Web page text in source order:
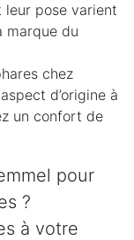
leur pose varient
marque du
chez
d’origine à
un confort de
pour
?
à votre